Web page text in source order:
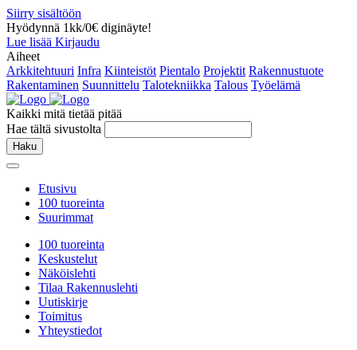
Siirry sisältöön
Hyödynnä 1kk/0€ diginäyte!
Lue lisää Kirjaudu
Aiheet
Arkkitehtuuri Infra Kiinteistöt Pientalo Projektit Rakennustuote
Rakentaminen Suunnittelu Talotekniikka Talous Työelämä
Kaikki mitä tietää pitää
Hae tältä sivustolta
Haku
Etusivu
100 tuoreinta
Suurimmat
100 tuoreinta
Keskustelut
Näköislehti
Tilaa Rakennuslehti
Uutiskirje
Toimitus
Yhteystiedot